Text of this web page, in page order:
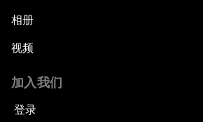
相册
视频
加入我们
登录